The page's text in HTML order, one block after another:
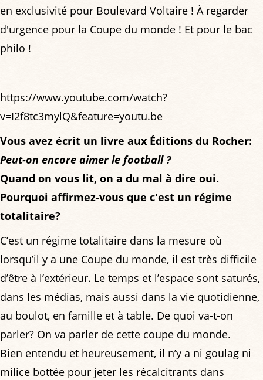
en exclusivité pour Boulevard Voltaire ! À regarder
d'urgence pour la Coupe du monde ! Et pour le bac
philo !
https://www.youtube.com/watch?
v=I2f8tc3mylQ&feature=youtu.be
Vous avez écrit un livre aux Éditions du Rocher:
Peut-on encore aimer le football ?
Quand on vous lit, on a du mal à dire oui.
Pourquoi affirmez-vous que c'est un régime
totalitaire?
C’est un régime totalitaire dans la mesure où
lorsqu’il y a une Coupe du monde, il est très difficile
d’être à l’extérieur. Le temps et l’espace sont saturés,
dans les médias, mais aussi dans la vie quotidienne,
au boulot, en famille et à table. De quoi va-t-on
parler? On va parler de cette coupe du monde.
Bien entendu et heureusement, il n’y a ni goulag ni
milice bottée pour jeter les récalcitrants dans